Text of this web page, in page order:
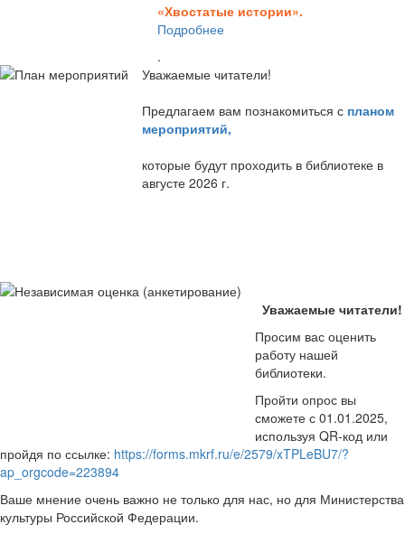
«Хвостатые истории».
Подробнее
.
Уважаемые читатели!
Предлагаем вам познакомиться с планом
мероприятий,
которые будут проходить в библиотеке в
августе 2026 г.
Уважаемые читатели!
Просим вас оценить
работу нашей
библиотеки.
Пройти опрос вы
сможете с 01.01.2025,
используя QR-код или
пройдя по ссылке: https://forms.mkrf.ru/e/2579/xTPLeBU7/?
ap_orgcode=223894
Ваше мнение очень важно не только для нас, но для Министерства
культуры Российской Федерации.